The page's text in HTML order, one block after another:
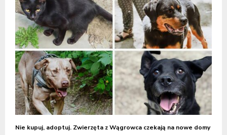
Nie kupuj, adoptuj. Zwierzęta z Wągrowca czekają na nowe domy